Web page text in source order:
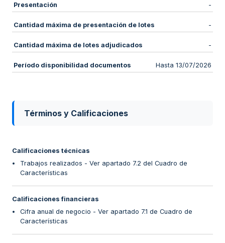
Presentación -
Cantidad máxima de presentación de lotes -
Cantidad máxima de lotes adjudicados -
Período disponibilidad documentos Hasta 13/07/2026
Términos y Calificaciones
Calificaciones técnicas
Trabajos realizados - Ver apartado 7.2 del Cuadro de
Características
Calificaciones financieras
Cifra anual de negocio - Ver apartado 7.1 de Cuadro de
Características